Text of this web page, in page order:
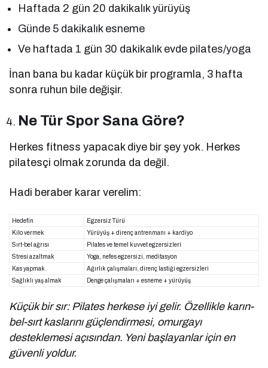
Haftada 2 gün 20 dakikalık yürüyüş
Günde 5 dakikalık esneme
Ve haftada 1 gün 30 dakikalık evde pilates/yoga
İnan bana bu kadar küçük bir programla, 3 hafta
sonra ruhun bile değişir.
Ne Tür Spor Sana Göre?
Herkes fitness yapacak diye bir şey yok. Herkes
pilatesçi olmak zorunda da değil.
Hadi beraber karar verelim:
Hedefin
Egzersiz Türü
Kilo vermek
Yürüyüş + direnç antrenmanı + kardiyo
Sırt-bel ağrısı
Pilates ve temel kuvvet egzersizleri
Stresi azaltmak
Yoga, nefes egzersizi, meditasyon
Kas yapmak
Ağırlık çalışmaları, direnç lastiği egzersizleri
Sağlıklı yaş almak
Denge çalışmaları + esneme + yürüyüş
Küçük bir sır: Pilates herkese iyi gelir. Özellikle karın-
bel-sırt kaslarını güçlendirmesi, omurgayı
desteklemesi açısından. Yeni başlayanlar için en
güvenli yoldur.